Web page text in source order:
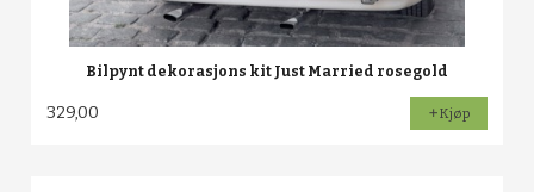
Bilpynt dekorasjons kit Just Married rosegold
329,00 Kjøp